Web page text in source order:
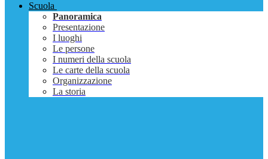
Scuola
Panoramica
Presentazione
I luoghi
Le persone
I numeri della scuola
Le carte della scuola
Organizzazione
La storia